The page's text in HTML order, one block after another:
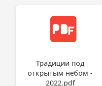
Традиции под
открытым небом -
2022.pdf